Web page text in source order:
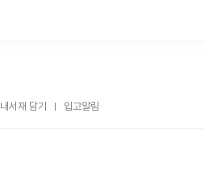
내서재 담기 입고알림